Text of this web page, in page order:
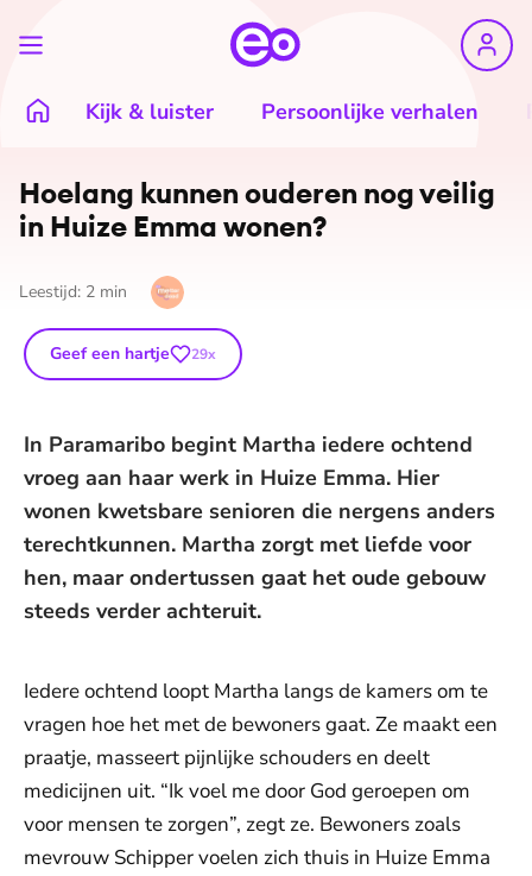
Kijk & luister Persoonlijke verhalen
Hoelang kunnen ouderen nog veilig
in Huize Emma wonen?
Leestijd: 2 min
Geef een hartje 29x
In Paramaribo begint Martha iedere ochtend
vroeg aan haar werk in Huize Emma. Hier
wonen kwetsbare senioren die nergens anders
terechtkunnen. Martha zorgt met liefde voor
hen, maar ondertussen gaat het oude gebouw
steeds verder achteruit.
Iedere ochtend loopt Martha langs de kamers om te
vragen hoe het met de bewoners gaat. Ze maakt een
praatje, masseert pijnlijke schouders en deelt
medicijnen uit. “Ik voel me door God geroepen om
voor mensen te zorgen”, zegt ze. Bewoners zoals
mevrouw Schipper voelen zich thuis in Huize Emma